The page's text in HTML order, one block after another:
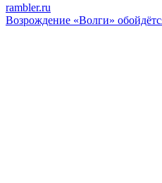
rambler.ru
Возрождение «Волги»